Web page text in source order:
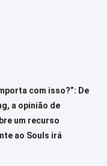
com isso?”: De
a opinião de
um recurso
ao Souls irá